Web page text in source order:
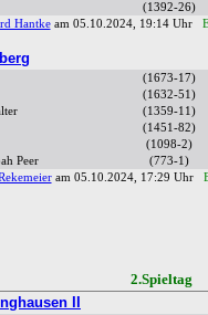
(1392-26)
Hantkeam 05.10.2024, 19:14 Uhr
(1673-17)
(1632-51)
(1359-11)
(1451-82)
(1098-2)
Peer
(773-1)
am 05.10.2024, 17:29 Uhr
II